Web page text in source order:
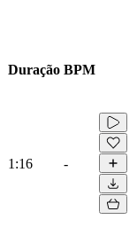
Duração BPM
1:16 -